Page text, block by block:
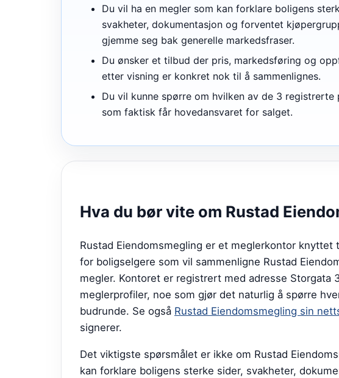
Du vil ha en megler som kan forklare boligens
svakheter, dokumentasjon og forventet
gjemme seg bak generelle markedsfraser.
Du ønsker et tilbud der pris, markedsføring og
etter visning er konkret nok til å sammenlignes.
Du vil kunne spørre om hvilken av de 3 registrerte
som faktisk får hovedansvaret for salget.
Hva du bør vite om Rustad
Rustad Eiendomsmegling er et meglerkontor
for boligselgere som vil sammenligne Rustad
megler. Kontoret er registrert med adresse
meglerprofiler, noe som gjør det naturlig å spørre
budrunde. Se også Rustad Eiendomsmegling sin
signerer.
Det viktigste spørsmålet er ikke om Rustad
kan forklare boligens sterke sider, svakheter,